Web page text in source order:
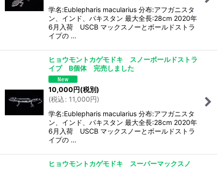
学名:Eublepharis macularius 分布:アフガニスタ
ン、インド、パキスタン 最大全長:28cm 2020年
6月入荷 USCB マックスノーとボールドストラ
イプの …
ヒョウモントカゲモドキ スノーボールドストラ
イプ B個体 完売しました
10,000円(税別)
(税込: 11,000円)
学名:Eublepharis macularius 分布:アフガニスタ
ン、インド、パキスタン 最大全長:28cm 2020年
6月入荷 USCB マックスノーとボールドストラ
イプの …
ヒョウモントカゲモドキ スーパーマックスノ